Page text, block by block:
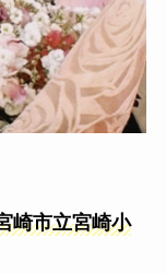
崎市立宮崎小